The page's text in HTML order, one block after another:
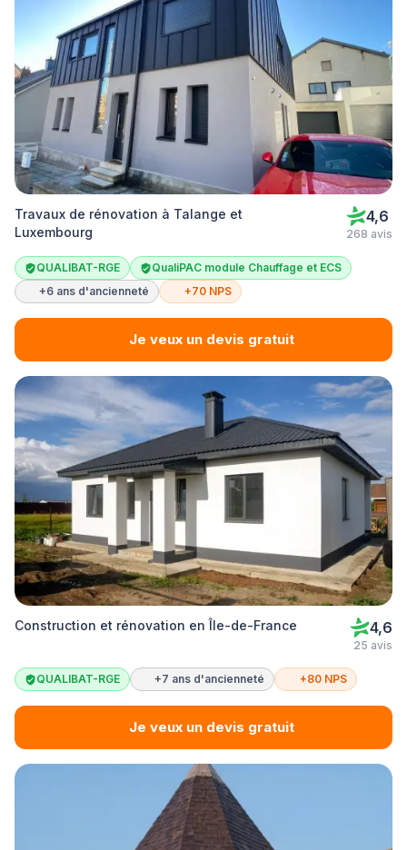
Travaux de rénovation à Talange et
Luxembourg
4,6
268 avis
QUALIBAT-RGE
QualiPAC module Chauffage et ECS
+6 ans d'ancienneté
+70 NPS
Je veux un devis gratuit
Construction et rénovation en Île-de-France 4,6
25 avis
QUALIBAT-RGE +7 ans d'ancienneté +80 NPS
Je veux un devis gratuit